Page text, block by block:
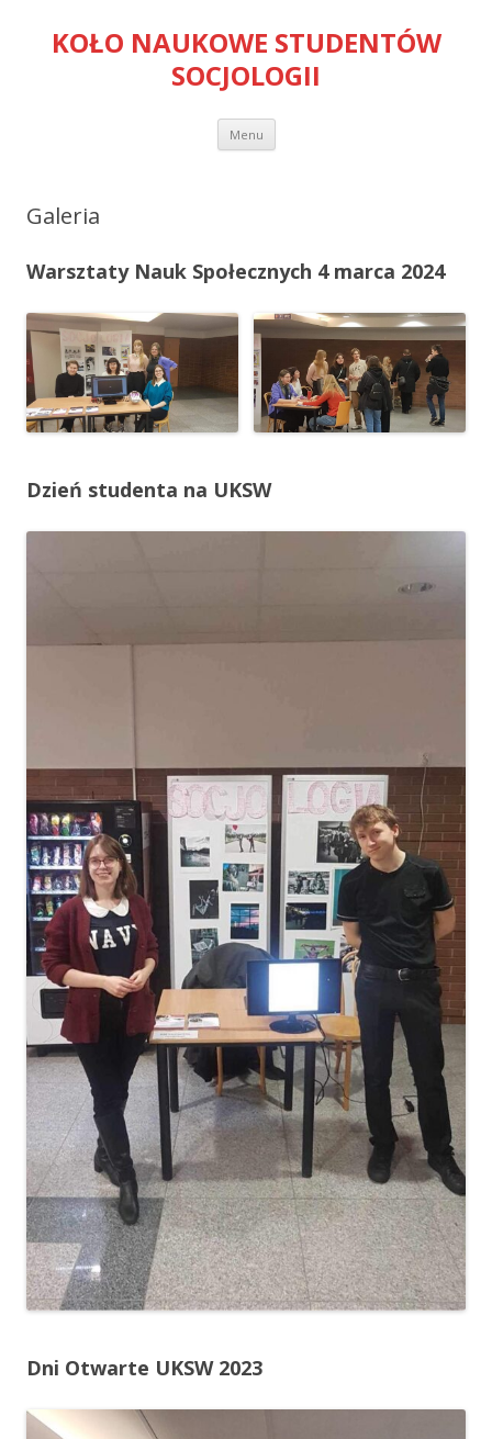
KOŁO NAUKOWE STUDENTÓW
SOCJOLOGII
Menu Przejdź
treści
Galeria
Warsztaty Nauk Społecznych 4 marca 2024
Dzień studenta na UKSW
Dni Otwarte UKSW 2023